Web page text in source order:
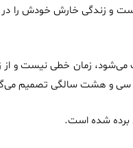
و زندگی خارش خودش را در
زمان خطی نیست و از
و هشت سالگی تصمیم
برده شده است.